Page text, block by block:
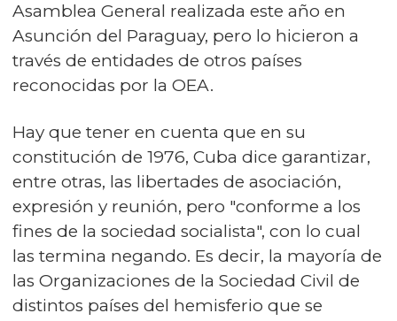
Asamblea General realizada este año en
Asunción del Paraguay, pero lo hicieron a
través de entidades de otros países
reconocidas por la OEA.
Hay que tener en cuenta que en su
constitución de 1976, Cuba dice garantizar,
entre otras, las libertades de asociación,
expresión y reunión, pero "conforme a los
fines de la sociedad socialista", con lo cual
las termina negando. Es decir, la mayoría de
las Organizaciones de la Sociedad Civil de
distintos países del hemisferio que se